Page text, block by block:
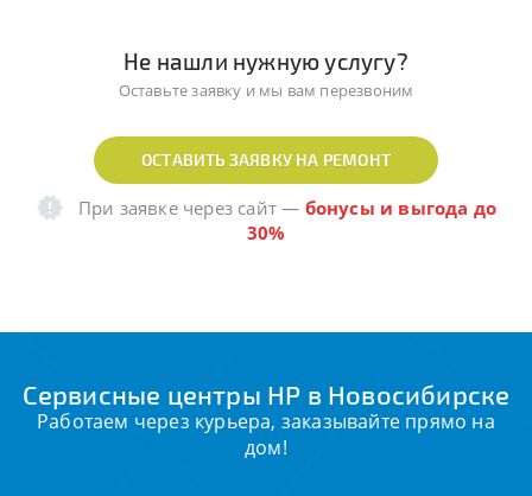
Не нашли нужную услугу?
Оставьте заявку и мы вам перезвоним
ОСТАВИТЬ ЗАЯВКУ НА РЕМОНТ
При заявке через сайт— бонусы и выгода до
30%
Сервисные центры HP в Новосибирске
Работаем через курьера, заказывайте прямо на
дом!